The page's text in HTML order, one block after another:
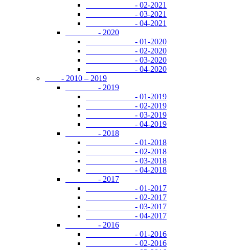
- 02-2021
- 03-2021
- 04-2021
- 2020
- 01-2020
- 02-2020
- 03-2020
- 04-2020
- 2010 – 2019
- 2019
- 01-2019
- 02-2019
- 03-2019
- 04-2019
- 2018
- 01-2018
- 02-2018
- 03-2018
- 04-2018
- 2017
- 01-2017
- 02-2017
- 03-2017
- 04-2017
- 2016
- 01-2016
- 02-2016